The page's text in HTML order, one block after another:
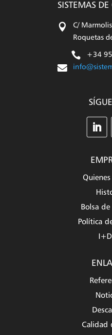
SISTEMAS DE

C/
Roquetas
 +34

Bolsa
Política
Calidad